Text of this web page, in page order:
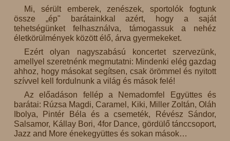
Mi, sérült emberek, zenészek, sportolók fogtunk
össze „ép" barátainkkal azért, hogy a saját
tehetségünket felhasználva, támogassuk a nehéz
életkörülmények között élő, árva gyermekeket.
Ezért olyan nagyszabású koncertet szervezünk,
amellyel szeretnénk megmutatni: Mindenki elég gazdag
ahhoz, hogy másokat segítsen, csak örömmel és nyitott
szívvel kell fordulnunk a világ és mások felé!
Az előadáson fellép a Nemadomfel Együttes és
barátai: Rúzsa Magdi, Caramel, Kiki, Miller Zoltán, Oláh
Ibolya, Pintér Béla és a csemeték, Révész Sándor,
Salsamor, Kállay Bori, 4for Dance, gördülő tánccsoport,
Jazz and More énekegyüttes és sokan mások…